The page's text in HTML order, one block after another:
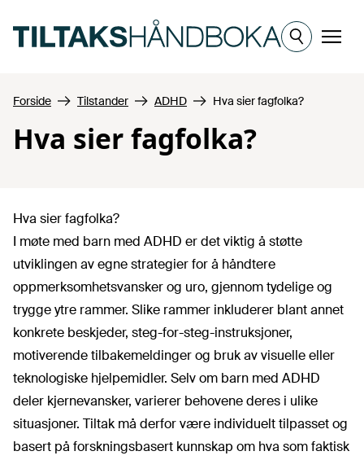
Meny
Forside Tilstander ADHD Hva sier fagfolka?
Hva sier fagfolka?
Hva sier fagfolka?
I møte med barn med ADHD er det viktig å støtte
utviklingen av egne strategier for å håndtere
oppmerksomhetsvansker og uro, gjennom tydelige og
trygge ytre rammer. Slike rammer inkluderer blant annet
konkrete beskjeder, steg-for-steg-instruksjoner,
motiverende tilbakemeldinger og bruk av visuelle eller
teknologiske hjelpemidler. Selv om barn med ADHD
deler kjernevansker, varierer behovene deres i ulike
situasjoner. Tiltak må derfor være individuelt tilpasset og
basert på forskningsbasert kunnskap om hva som faktisk